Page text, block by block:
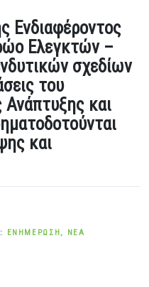
Ενδιαφέροντος
Ελεγκτών –
σχεδίων
του
Ανάπτυξης και
και
ΕΝΗΜΈΡΩΣΗ, ΝΈΑ